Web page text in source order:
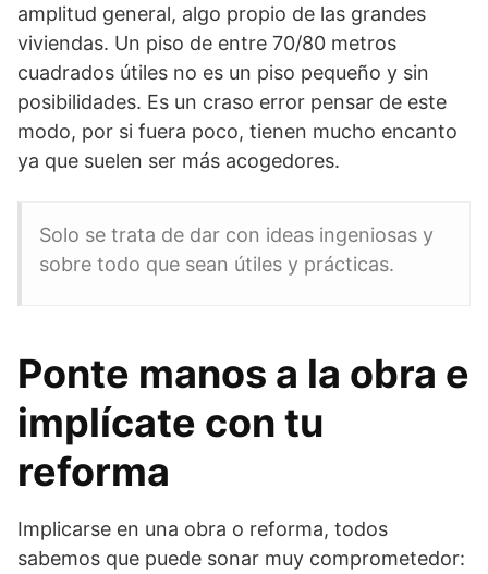
amplitud general, algo propio de las grandes
viviendas. Un piso de entre 70/80 metros
cuadrados útiles no es un piso pequeño y sin
posibilidades. Es un craso error pensar de este
modo, por si fuera poco, tienen mucho encanto
ya que suelen ser más acogedores.
Solo se trata de dar con ideas ingeniosas y
sobre todo que sean útiles y prácticas.
Ponte manos a la obra e
implícate con tu
reforma
Implicarse en una obra o reforma, todos
sabemos que puede sonar muy comprometedor: